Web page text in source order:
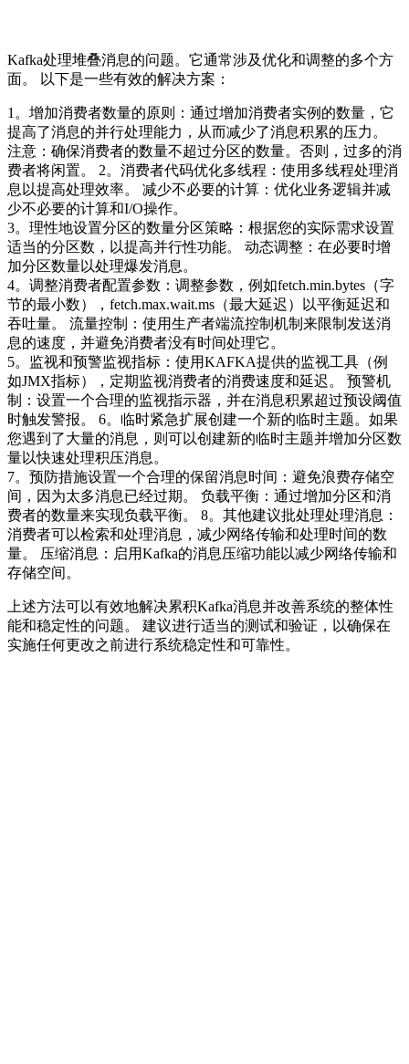
Kafka处理堆叠消息的问题。它通常涉及优化和调整的多个方
面。 以下是一些有效的解决方案：
1。增加消费者数量的原则：通过增加消费者实例的数量，它
提高了消息的并行处理能力，从而减少了消息积累的压力。
注意：确保消费者的数量不超过分区的数量。否则，过多的消
费者将闲置。 2。消费者代码优化多线程：使用多线程处理消
息以提高处理效率。 减少不必要的计算：优化业务逻辑并减
少不必要的计算和I/O操作。
3。理性地设置分区的数量分区策略：根据您的实际需求设置
适当的分区数，以提高并行性功能。 动态调整：在必要时增
加分区数量以处理爆发消息。
4。调整消费者配置参数：调整参数，例如fetch.min.bytes（字
节的最小数），fetch.max.wait.ms（最大延迟）以平衡延迟和
吞吐量。 流量控制：使用生产者端流控制机制来限制发送消
息的速度，并避免消费者没有时间处理它。
5。监视和预警监视指标：使用KAFKA提供的监视工具（例
如JMX指标），定期监视消费者的消费速度和延迟。 预警机
制：设置一个合理的监视指示器，并在消息积累超过预设阈值
时触发警报。 6。临时紧急扩展创建一个新的临时主题。如果
您遇到了大量的消息，则可以创建新的临时主题并增加分区数
量以快速处理积压消息。
7。预防措施设置一个合理的保留消息时间：避免浪费存储空
间，因为太多消息已经过期。 负载平衡：通过增加分区和消
费者的数量来实现负载平衡。 8。其他建议批处理处理消息：
消费者可以检索和处理消息，减少网络传输和处理时间的数
量。 压缩消息：启用Kafka的消息压缩功能以减少网络传输和
存储空间。
上述方法可以有效地解决累积Kafka消息并改善系统的整体性
能和稳定性的问题。 建议进行适当的测试和验证，以确保在
实施任何更改之前进行系统稳定性和可靠性。